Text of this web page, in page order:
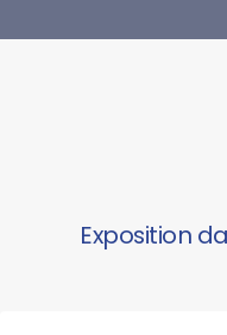
Exposition